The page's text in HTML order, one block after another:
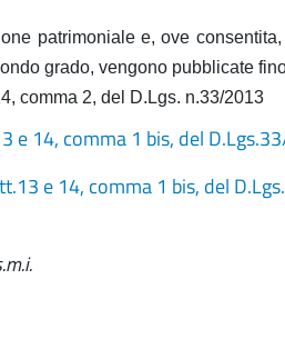
patrimoniale e, ove
grado, vengono pubblicate
comma 2, del D.Lgs. n.33/2013
14, comma 1 bis, del
e 14, comma 1 bis, del